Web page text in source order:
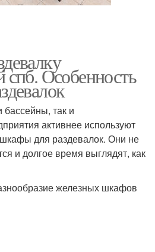
спб. Особенность
бассейны, так и
активнее используют
для раздевалок. Они не
и долгое время выглядят, как
железных шкафов